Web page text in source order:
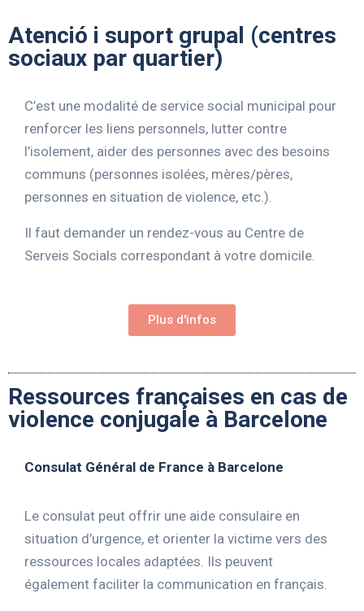
Atenció i suport grupal (centres
sociaux par quartier)
C’est une modalité de service social municipal pour
renforcer les liens personnels, lutter contre
l’isolement, aider des personnes avec des besoins
communs (personnes isolées, mères/pères,
personnes en situation de violence, etc.).
Il faut demander un rendez-vous au Centre de
Serveis Socials correspondant à votre domicile.
Plus d'infos
Ressources françaises en cas de
violence conjugale à Barcelone
Consulat Général de France à Barcelone
Le consulat peut offrir une aide consulaire en
situation d’urgence, et orienter la victime vers des
ressources locales adaptées. Ils peuvent
également faciliter la communication en français.